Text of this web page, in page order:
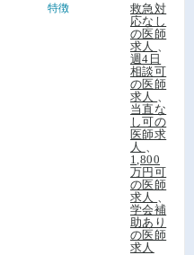
特徴
救急対
応なし
の医師
求人
週4日
相談可
の医師
求人
当直な
し可の
医師求
人
1,800
万円可
の医師
求人
学会補
助あり
の医師
求人